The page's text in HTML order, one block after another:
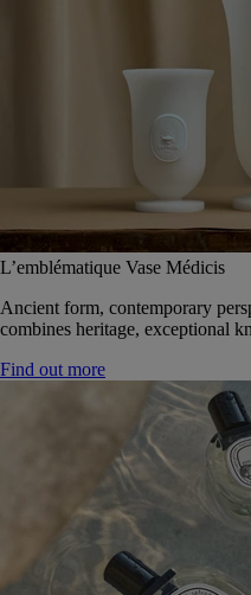
L’emblématique Vase Médicis
Ancient form, contemporary
combines heritage, exceptional
Find out more